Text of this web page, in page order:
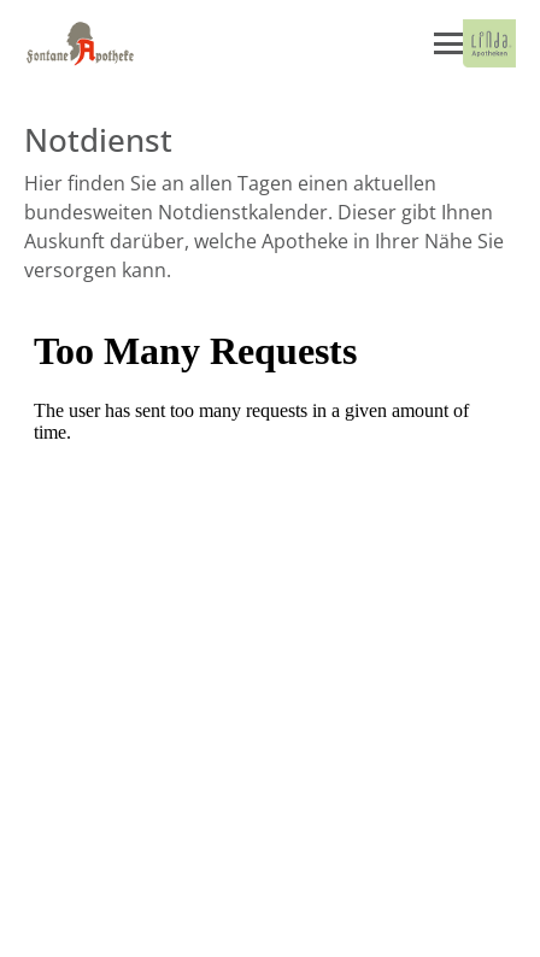
Notdienst
Hier finden Sie an allen Tagen einen aktuellen
bundesweiten Notdienstkalender. Dieser gibt Ihnen
Auskunft darüber, welche Apotheke in Ihrer Nähe Sie
versorgen kann.